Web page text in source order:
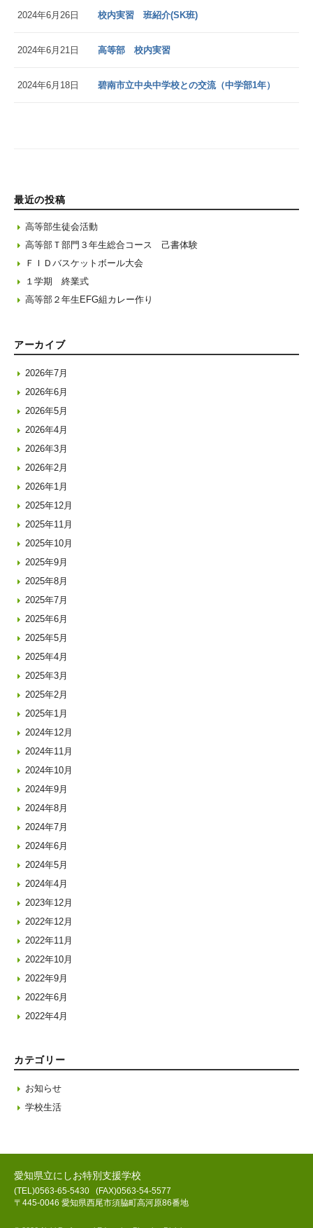
2024年6月26日 校内実習 班紹介(SK班)
2024年6月21日 高等部 校内実習
2024年6月18日 碧南市立中央中学校との交流（中学部1年）
最近の投稿
高等部生徒会活動
高等部Ｔ部門３年生総合コース 己書体験
ＦＩＤバスケットボール大会
１学期 終業式
高等部２年生EFG組カレー作り
アーカイブ
2026年7月
2026年6月
2026年5月
2026年4月
2026年3月
2026年2月
2026年1月
2025年12月
2025年11月
2025年10月
2025年9月
2025年8月
2025年7月
2025年6月
2025年5月
2025年4月
2025年3月
2025年2月
2025年1月
2024年12月
2024年11月
2024年10月
2024年9月
2024年8月
2024年7月
2024年6月
2024年5月
2024年4月
2023年12月
2022年12月
2022年11月
2022年10月
2022年9月
2022年6月
2022年4月
カテゴリー
お知らせ
学校生活
愛知県立にしお特別支援学校
(TEL)0563-65-5430
(FAX)0563-54-5577
〒445-0046 愛知県西尾市須脇町高河原86番地